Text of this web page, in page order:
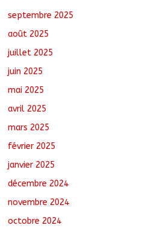
septembre 2025
août 2025
juillet 2025
juin 2025
mai 2025
avril 2025
mars 2025
février 2025
janvier 2025
décembre 2024
novembre 2024
octobre 2024